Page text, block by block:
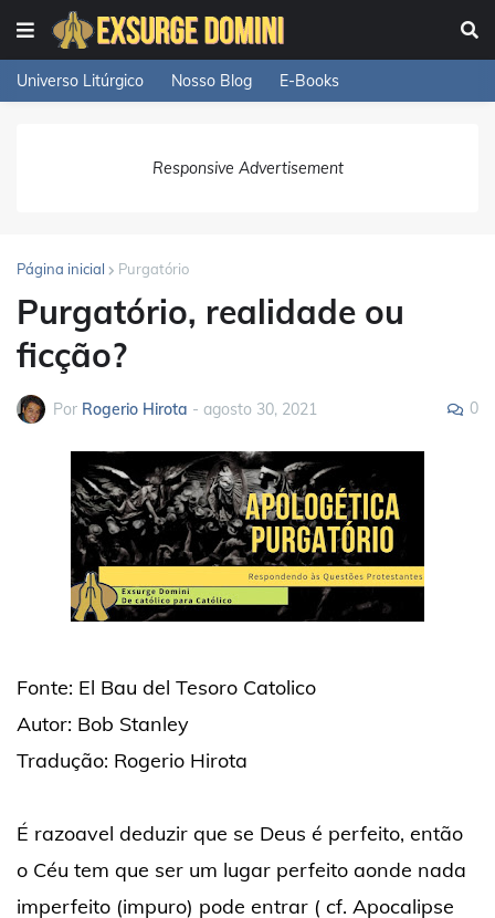
Universo Litúrgico Nosso Blog E-Books
Responsive Advertisement
Página inicial Purgatório
Purgatório, realidade ou
ficção?
Por Rogerio Hirota - agosto 30, 2021 0
Fonte: El Bau del Tesoro Catolico
Autor: Bob Stanley
Tradução: Rogerio Hirota
É razoavel deduzir que se Deus é perfeito, então
o Céu tem que ser um lugar perfeito aonde nada
imperfeito (impuro) pode entrar ( cf. Apocalipse